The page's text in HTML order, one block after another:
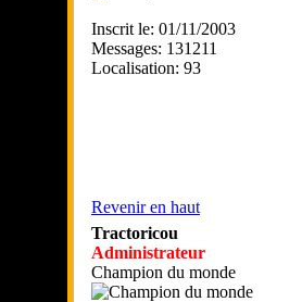
Inscrit le: 01/11/2003
Messages: 131211
Localisation: 93
Revenir en haut
Tractoricou
Administrateur
Champion du monde